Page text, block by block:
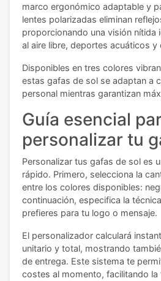
marco ergonómico adaptable y
lentes polarizadas eliminan
proporcionando una visión nítida
al aire libre, deportes acuáticos y
Disponibles en tres colores
estas gafas de sol se adaptan a
personal mientras garantizan
Guía esencial
personalizar tu
Personalizar tus gafas de sol es
rápido. Primero, selecciona la
entre los colores disponibles:
continuación, especifica la
prefieres para tu logo o mensaje.
El personalizador calculará
unitario y total, mostrando
de entrega. Este sistema te
costes al momento, facilitando